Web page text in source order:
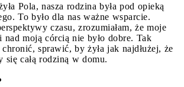
Pola, nasza rodzina była pod opieką
To było dla nas ważne wsparcie.
czasu, zrozumiałam, że moje
nad moją córcią nie było dobre. Tak
chronić, sprawić, by żyła jak najdłużej, że
się całą rodziną w domu.